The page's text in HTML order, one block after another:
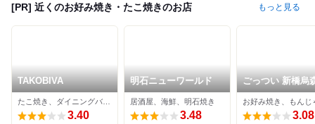
[PR] 近くのお好み焼き・たこ焼きのお店 もっと見る
TAKOBIVA
3.40
明石ニューワールド
居酒屋、海鮮、明石焼き
3.48
ごっつい 新橋烏
3.08